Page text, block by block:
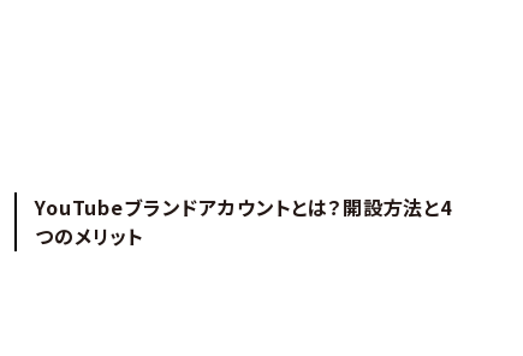
YouTubeブランドアカウントとは？開設方法と4
つのメリット